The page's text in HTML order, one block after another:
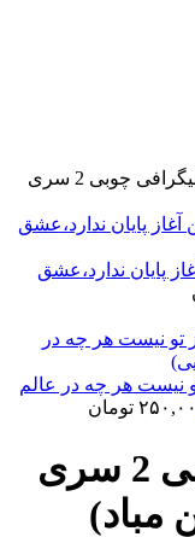
حروف کالیگرافی چوبی 2 سری
این آغاز پایان ندارد،عشق
(بیرون از تو نیست هر چه در عالم
تومان
حروف کالیگرافی چوبی 2 سری
مباد)